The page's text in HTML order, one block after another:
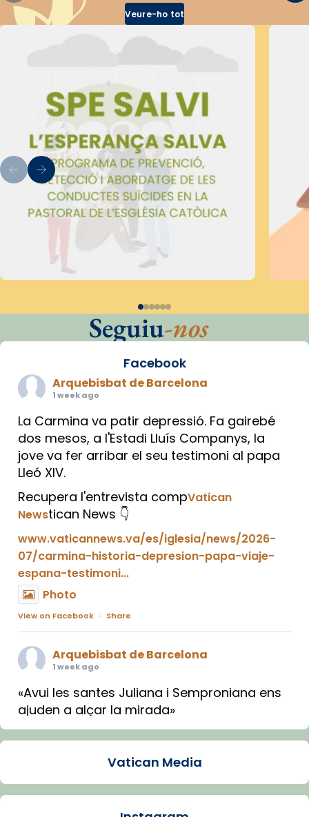
Veure-ho tot
Seguiu-nos
Facebook
Arquebisbat de Barcelona
1 week ago
La Carmina va patir depressió. Fa gairebé
dos mesos, a l'Estadi Lluís Companys, la
jove va fer arribar el seu testimoni al papa
Lleó XIV.
Recupera l'entrevista compVatican
Newstican News 👇
www.vaticannews.va/es/iglesia/news/2026-
07/carmina-historia-depresion-papa-viaje-
espana-testimoni...
Photo
View on Facebook · Share
Arquebisbat de Barcelona
1 week ago
«Avui les santes Juliana i Semproniana ens
ajuden a alçar la mirada»
Mons. Sergi Gordo, bisbe de Tortosa, ha
Santes de Mataró.
🔗tinyurl.com/cvu5jmbk
Vatican Media